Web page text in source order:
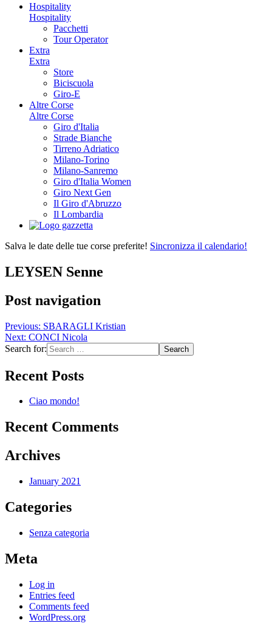
Hospitality
Hospitality
Pacchetti
Tour Operator
Extra
Extra
Store
Biciscuola
Giro-E
Altre Corse
Altre Corse
Giro d'Italia
Strade Bianche
Tirreno Adriatico
Milano-Torino
Milano-Sanremo
Giro d'Italia Women
Giro Next Gen
Il Giro d'Abruzzo
Il Lombardia
Salva le date delle tue corse preferite! Sincronizza il calendario!
LEYSEN Senne
Post navigation
Previous: SBARAGLI Kristian
Next: CONCI Nicola
Search for:
Recent Posts
Ciao mondo!
Recent Comments
Archives
January 2021
Categories
Senza categoria
Meta
Log in
Entries feed
Comments feed
WordPress.org